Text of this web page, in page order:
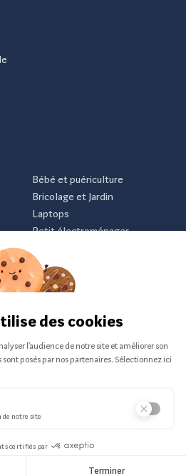
Bébé et puériculture
Bricolage et Jardin
Laptops
Petit électroménager
Je m'abonne
votre e-mail.
Mentions
confidentialité